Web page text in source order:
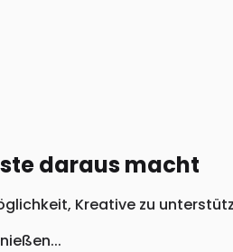
daraus macht
Kreative zu